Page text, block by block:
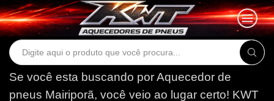
Search
Se você esta buscando por Aquecedor de
pneus Mairiporã, você veio ao lugar certo! KWT